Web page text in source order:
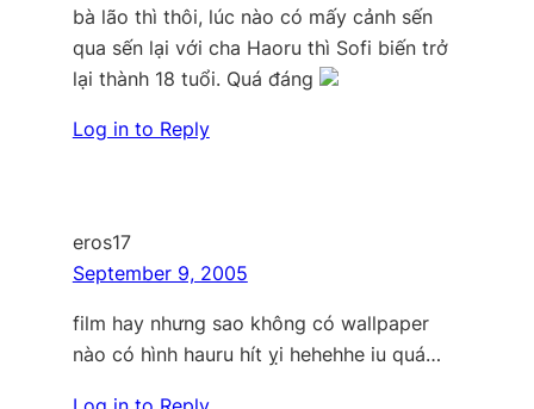
bà lão thì thôi, lúc nào có mấy cảnh sến
qua sến lại với cha Haoru thì Sofi biến trở
lại thành 18 tuổi. Quá đáng
Log in to Reply
eros17
September 9, 2005
film hay nhưng sao không có wallpaper
nào có hình hauru hít ỵi hehehhe iu quá…